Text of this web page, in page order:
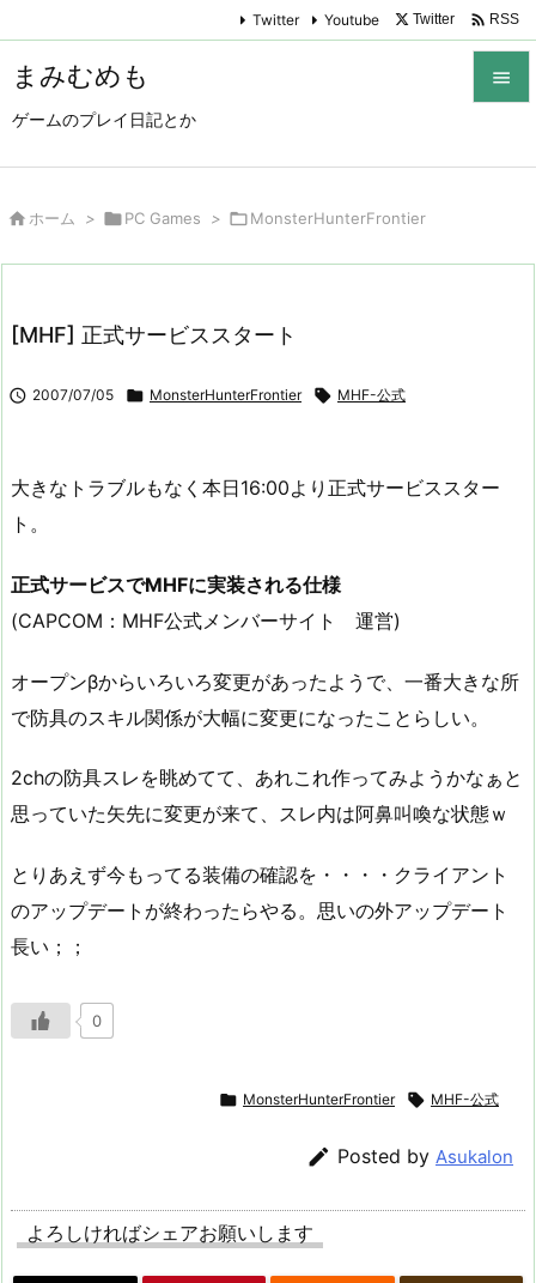
まみむめも
ゲームのプレイ日記とか

Twitter Youtube Twitter  RSS
 ホーム > PC Games > MonsterHunterFrontier
[MHF] 正式サービススタート
 2007/07/05  MonsterHunterFrontier  MHF-公式
大きなトラブルもなく本日16:00より正式サービススター
ト。
正式サービスでMHFに実装される仕様
(CAPCOM：MHF公式メンバーサイト 運営)
オープンβからいろいろ変更があったようで、一番大きな所
で防具のスキル関係が大幅に変更になったことらしい。
2chの防具スレを眺めてて、あれこれ作ってみようかなぁと
思っていた矢先に変更が来て、スレ内は阿鼻叫喚な状態ｗ
とりあえず今もってる装備の確認を・・・・クライアント
のアップデートが終わったらやる。思いの外アップデート
長い；；
0
 MonsterHunterFrontier  MHF-公式
 Posted by Asukalon
よろしければシェアお願いします